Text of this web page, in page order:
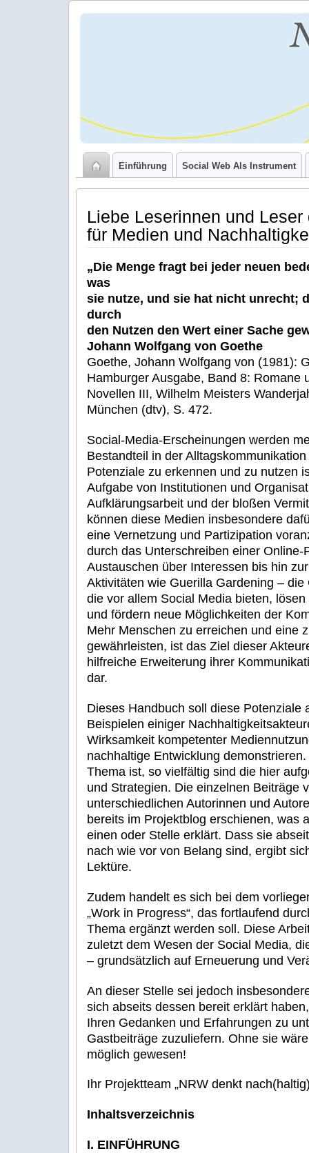
Medien und
Nachhaltigkeit
Einführung Social Web Als Instrument
Liebe Leserinnen und
für Medien und
„Die Menge fragt bei jeder neuen
was
sie nutze, und sie hat nicht unrecht;
durch
den Nutzen den Wert einer Sache
Johann Wolfgang von Goethe
Goethe, Johann Wolfgang von (1981):
Hamburger Ausgabe, Band 8: Romane
Novellen III, Wilhelm Meisters
München (dtv), S. 472.
Social-Media-Erscheinungen werden
Bestandteil in der
Potenziale zu erkennen und zu nutzen
Aufgabe von Institutionen und
Aufklärungsarbeit und der bloßen
können diese Medien insbesondere
eine Vernetzung und Partizipation
durch das Unterschreiben einer Online-
Austauschen über Interessen bis hin
Aktivitäten wie Guerilla Gardening –
die vor allem Social Media bieten,
und fördern neue Möglichkeiten der
Mehr Menschen zu erreichen und eine
gewährleisten, ist das Ziel dieser
hilfreiche Erweiterung ihrer
dar.
Dieses Handbuch soll diese Potenziale
Beispielen einiger
Wirksamkeit kompetenter
nachhaltige Entwicklung
Thema ist, so vielfältig sind die hier
und Strategien. Die einzelnen Beiträge
unterschiedlichen Autorinnen und
bereits im Projektblog erschienen, was
einen oder Stelle erklärt. Dass sie
nach wie vor von Belang sind, ergibt
Lektüre.
Zudem handelt es sich bei dem
„Work in Progress“, das fortlaufend
Thema ergänzt werden soll. Diese
zuletzt dem Wesen der Social Media,
– grundsätzlich auf Erneuerung und
An dieser Stelle sei jedoch
sich abseits dessen bereit erklärt
Ihren Gedanken und Erfahrungen zu
Gastbeiträge zuzuliefern. Ohne sie
möglich gewesen!
Ihr Projektteam „NRW denkt
Inhaltsverzeichnis
I. EINFÜHRUNG